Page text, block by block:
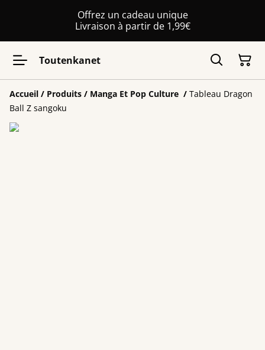
Offrez un cadeau unique
Livraison à partir de 1,99€
Toutenkanet
Accueil / Produits / Manga Et Pop Culture / Tableau Dragon
Ball Z sangoku